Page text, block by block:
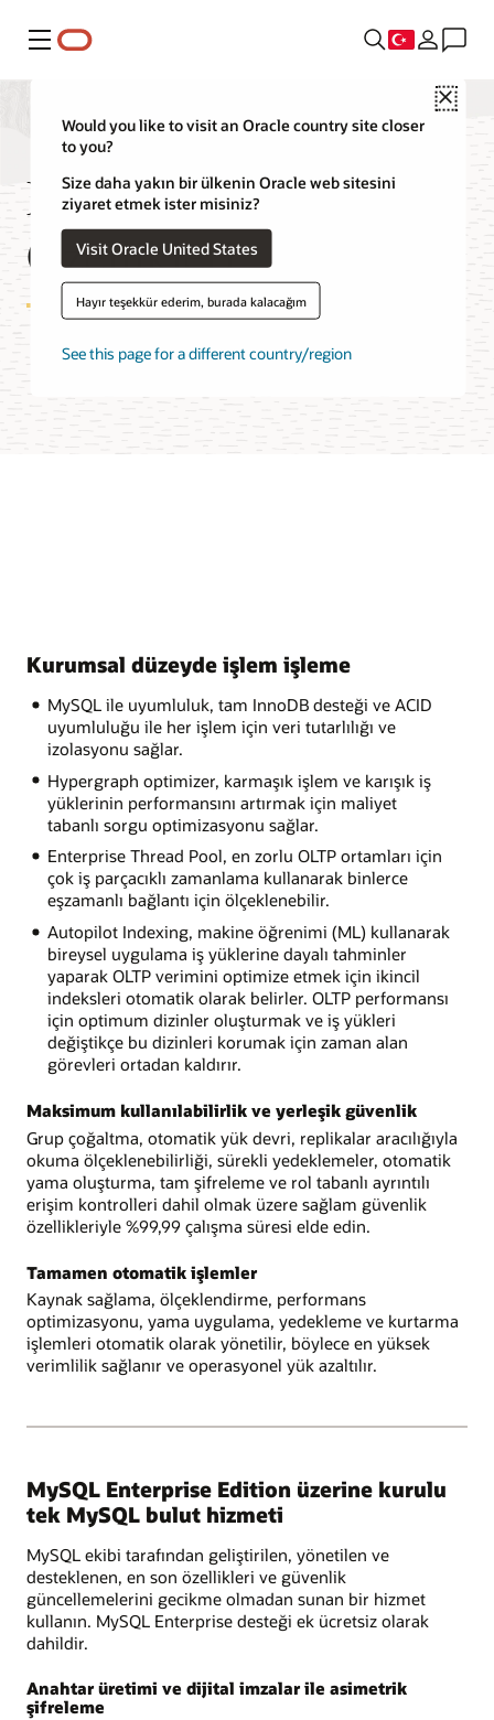
Menü
Close
Would you like to visit an Oracle country site closer
to you?
Size daha yakın bir ülkenin Oracle web sitesini
ziyaret etmek ister misiniz?
Visit Oracle United States
Hayır teşekkür ederim, burada kalacağım
See this page for a different country/region
MySQL HeatWave
Özellikleri
Ücretsiz başlayın
Kurumsal düzeyde işlem işleme
MySQL ile uyumluluk, tam InnoDB desteği ve ACID
uyumluluğu ile her işlem için veri tutarlılığı ve
izolasyonu sağlar.
Hypergraph optimizer, karmaşık işlem ve karışık iş
yüklerinin performansını artırmak için maliyet
tabanlı sorgu optimizasyonu sağlar.
Enterprise Thread Pool, en zorlu OLTP ortamları için
çok iş parçacıklı zamanlama kullanarak binlerce
eşzamanlı bağlantı için ölçeklenebilir.
Autopilot Indexing, makine öğrenimi (ML) kullanarak
bireysel uygulama iş yüklerine dayalı tahminler
yaparak OLTP verimini optimize etmek için ikincil
indeksleri otomatik olarak belirler. OLTP performansı
için optimum dizinler oluşturmak ve iş yükleri
değiştikçe bu dizinleri korumak için zaman alan
görevleri ortadan kaldırır.
Maksimum kullanılabilirlik ve yerleşik güvenlik
Grup çoğaltma, otomatik yük devri, replikalar aracılığıyla
okuma ölçeklenebilirliği, sürekli yedeklemeler, otomatik
yama oluşturma, tam şifreleme ve rol tabanlı ayrıntılı
erişim kontrolleri dahil olmak üzere sağlam güvenlik
özellikleriyle %99,99 çalışma süresi elde edin.
Tamamen otomatik işlemler
Kaynak sağlama, ölçeklendirme, performans
optimizasyonu, yama uygulama, yedekleme ve kurtarma
işlemleri otomatik olarak yönetilir, böylece en yüksek
verimlilik sağlanır ve operasyonel yük azaltılır.
MySQL Enterprise Edition üzerine kurulu
tek MySQL bulut hizmeti
MySQL ekibi tarafından geliştirilen, yönetilen ve
desteklenen, en son özellikleri ve güvenlik
güncellemelerini gecikme olmadan sunan bir hizmet
kullanın. MySQL Enterprise desteği ek ücretsiz olarak
dahildir.
Anahtar üretimi ve dijital imzalar ile asimetrik
şifreleme